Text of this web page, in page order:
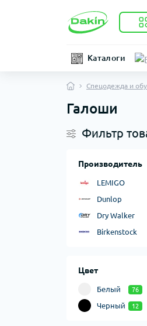
Каталоги
Спецодежда и
Галоши
Фильтр
Производитель
LEMIGO
Dunlop
Dry Walker
Birkenstock
Цвет
Белый 76
Черный 12